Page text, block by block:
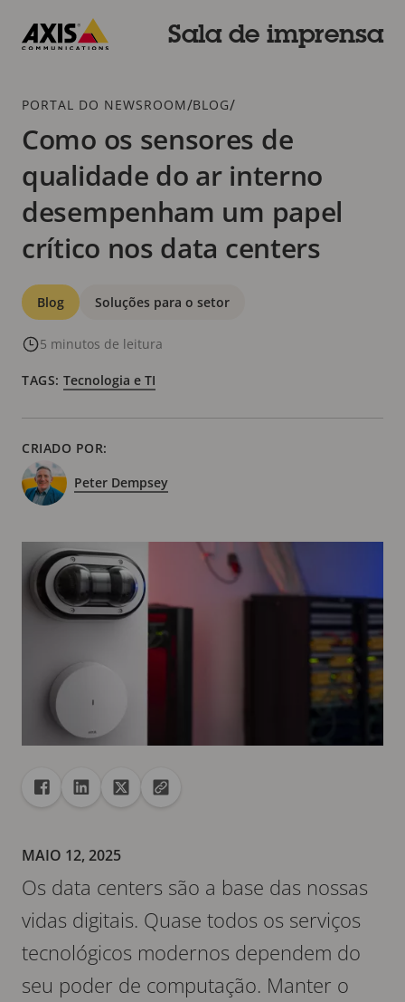
para
conteúdo
Sala de imprensa
Breadcrumb
PORTAL DO NEWSROOM/BLOG/
Como os sensores de
qualidade do ar interno
desempenham um papel
crítico nos data centers
Categorias
Blog Soluções para o setor
5 minutos de leitura
TAGS: Tecnologia e TI
CRIADO POR:
Peter Dempsey
Compartilhar
Compartilhar no Facebook
Compartilhar no Linkedin
Compartilhar no X
Copiar URL para área de transferência
MAIO 12, 2025
Os data centers são a base das nossas
vidas digitais. Quase todos os serviços
tecnológicos modernos dependem do
seu poder de computação. Manter o